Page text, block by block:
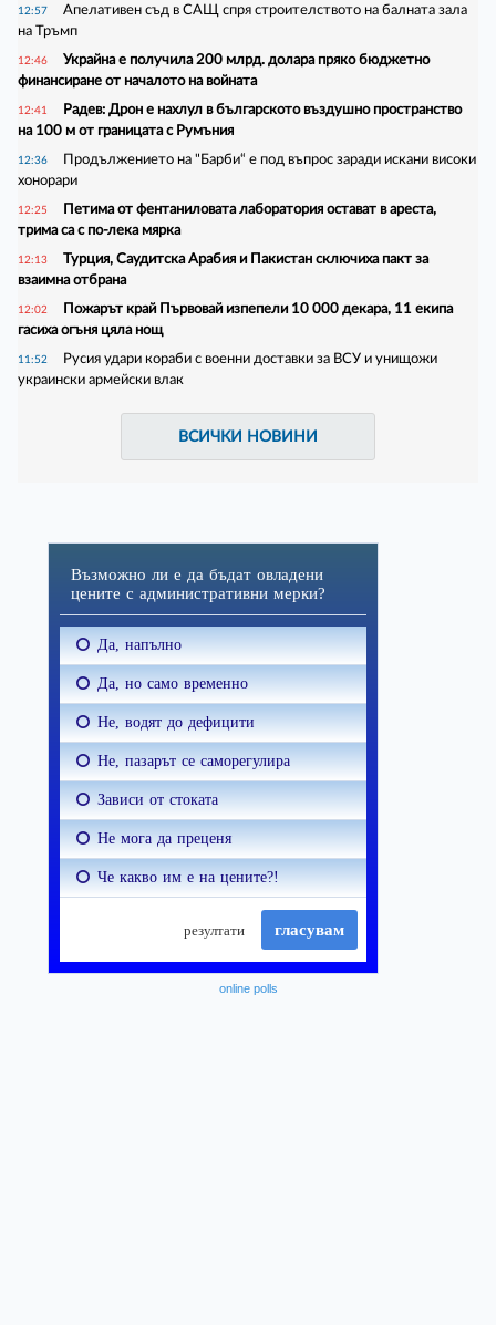
12:57
Апелативен съд в САЩ спря строителството на балната зала
на Тръмп
12:46
Украйна е получила 200 млрд. долара пряко бюджетно
финансиране от началото на войната
12:41
Радев: Дрон е нахлул в българското въздушно пространство
на 100 м от границата с Румъния
12:36
Продължението на "Барби“ е под въпрос заради искани високи
хонорари
12:25
Петима от фентаниловата лаборатория остават в ареста,
трима са с по-лека мярка
12:13
Турция, Саудитска Арабия и Пакистан сключиха пакт за
взаимна отбрана
12:02
Пожарът край Първовай изпепели 10 000 декара, 11 екипа
гасиха огъня цяла нощ
11:52
Русия удари кораби с военни доставки за ВСУ и унищожи
украински армейски влак
ВСИЧКИ НОВИНИ
online polls